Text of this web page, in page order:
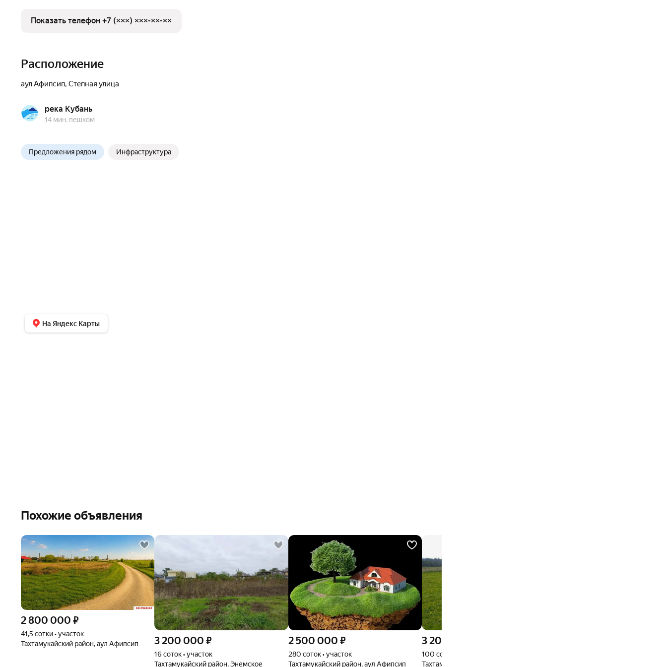
Показать телефон +7 (×××) ×××-××-××
Расположение
аул Афипсип, Степная улица
река Кубань
14 мин. пешком
Предложения рядом Инфраструктура
На Яндекс Карты
Похожие объявления
2 800 000 ₽
41,5 сотки • участок
Тахтамукайский район, аул Афипсип
3 200 000 ₽
16 соток • участок
Тахтамукайский район, Энемское
2 500 000 ₽
280 соток • участок
Тахтамукайский район, аул Афипсип
3 200 000
100 соток • участок
Тахтамукайский район, Энемское